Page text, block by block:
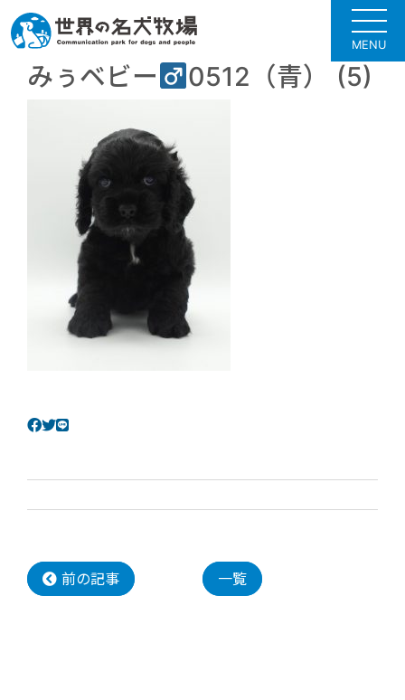
MENU
みぅベビー 0512（青） (5)
前の記事 一覧